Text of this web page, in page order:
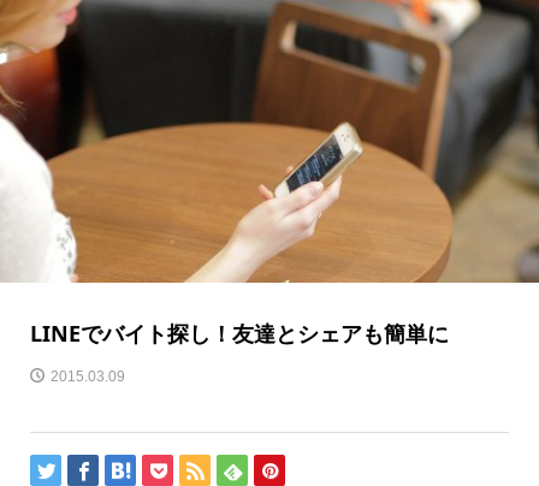
LINEでバイト探し！友達とシェアも簡単に
2015.03.09